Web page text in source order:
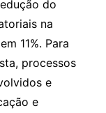
do
na
11%. Para
processos
e
e